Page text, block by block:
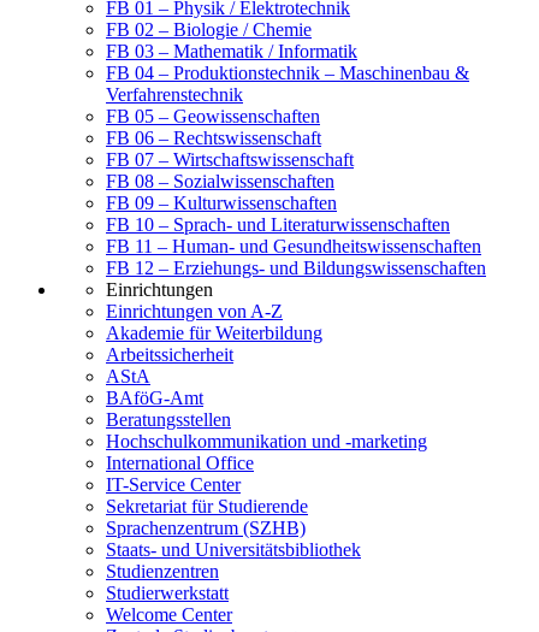
FB 01 – Physik / Elektrotechnik
FB 02 – Biologie / Chemie
FB 03 – Mathematik / Informatik
FB 04 – Produktionstechnik – Maschinenbau &
Verfahrenstechnik
FB 05 – Geowissenschaften
FB 06 – Rechtswissenschaft
FB 07 – Wirtschaftswissenschaft
FB 08 – Sozialwissenschaften
FB 09 – Kulturwissenschaften
FB 10 – Sprach- und Literaturwissenschaften
FB 11 – Human- und Gesundheitswissenschaften
FB 12 – Erziehungs- und Bildungswissenschaften
Einrichtungen
Einrichtungen von A-Z
Akademie für Weiterbildung
Arbeitssicherheit
AStA
BAföG-Amt
Beratungsstellen
Hochschulkommunikation und -marketing
International Office
IT-Service Center
Sekretariat für Studierende
Sprachenzentrum (SZHB)
Staats- und Universitätsbibliothek
Studienzentren
Studierwerkstatt
Welcome Center